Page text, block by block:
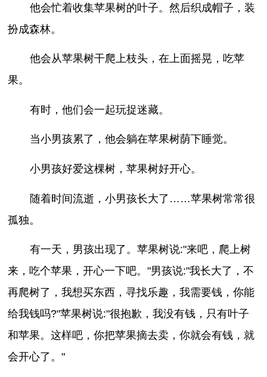
他会忙着收集苹果树的叶子。然后织成帽子，装
扮成森林。
他会从苹果树干爬上枝头，在上面摇晃，吃苹
果。
有时，他们会一起玩捉迷藏。
当小男孩累了，他会躺在苹果树荫下睡觉。
小男孩好爱这棵树，苹果树好开心。
随着时间流逝，小男孩长大了……苹果树常常很
孤独。
有一天，男孩出现了。苹果树说:"来吧，爬上树
来，吃个苹果，开心一下吧。"男孩说:"我长大了，不
再爬树了，我想买东西，寻找乐趣，我需要钱，你能
给我钱吗?"苹果树说:"很抱歉，我没有钱，只有叶子
和苹果。这样吧，你把苹果摘去卖，你就会有钱，就
会开心了。"